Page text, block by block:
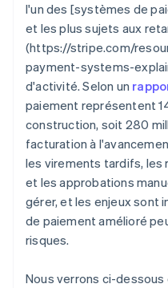
Utilisez un portail client
judicieux
Envisagez de collecter
les petits travaux.
l'un des [systèmes de
et les plus sujets aux
(https://stripe.com/
payment-systems-
d'activité. Selon un
paiement représentent
construction, soit 280
facturation à
les virements tardifs, les
et les approbations
gérer, et les enjeux sont
de paiement amélioré
risques.
Nous verrons ci-